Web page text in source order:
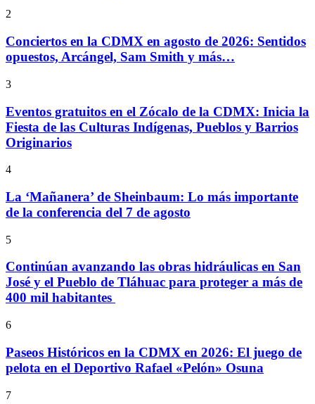
2
Conciertos en la CDMX en agosto de 2026: Sentidos
opuestos, Arcángel, Sam Smith y más…
3
Eventos gratuitos en el Zócalo de la CDMX: Inicia la
Fiesta de las Culturas Indígenas, Pueblos y Barrios
Originarios
4
La ‘Mañanera’ de Sheinbaum: Lo más importante
de la conferencia del 7 de agosto
5
Continúan avanzando las obras hidráulicas en San
José y el Pueblo de Tláhuac para proteger a más de
400 mil habitantes
6
Paseos Históricos en la CDMX en 2026: El juego de
pelota en el Deportivo Rafael «Pelón» Osuna
7